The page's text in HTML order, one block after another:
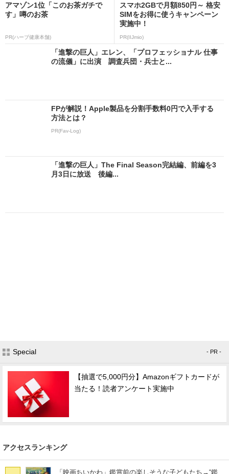
アマゾン1位「このお茶ガチで
す」噂のお茶
PR(ハーブ健康本舗)
スマホ2GBで月額850円～ 格安
SIMをお得に使うキャンペーン
実施中！
PR(IIJmio)
「進撃の巨人」エレン、「プロフェッショナル 仕事
の流儀」に出演 調査兵団・兵士と...
FPが解説！Apple製品を分割手数料0円で入手する
方法とは？
PR(Fav-Log)
「進撃の巨人」The Final Season完結編、前編を3
月3日に放送 後編...
Special - PR -
【抽選で5,000円分】Amazonギフトカードが
当たる！読者アンケート実施中
アクセスランキング
「映画ちいかわ」鑑賞前の楽しそうな子どもたち→“鑑